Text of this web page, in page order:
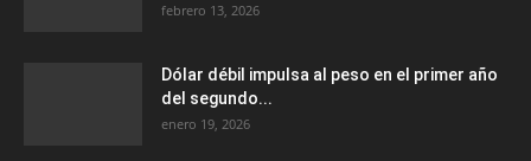
febrero 13, 2026
Dólar débil impulsa al peso en el primer año
del segundo...
enero 19, 2026